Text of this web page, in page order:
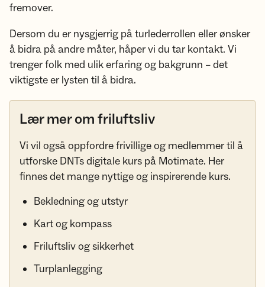
fremover.
Dersom du er nysgjerrig på turlederrollen eller ønsker
å bidra på andre måter, håper vi du tar kontakt. Vi
trenger folk med ulik erfaring og bakgrunn – det
viktigste er lysten til å bidra.
Lær mer om friluftsliv
Vi vil også oppfordre frivillige og medlemmer til å
utforske DNTs digitale kurs på Motimate. Her
finnes det mange nyttige og inspirerende kurs.
Bekledning og utstyr
Kart og kompass
Friluftsliv og sikkerhet
Turplanlegging